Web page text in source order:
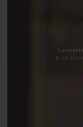
pour